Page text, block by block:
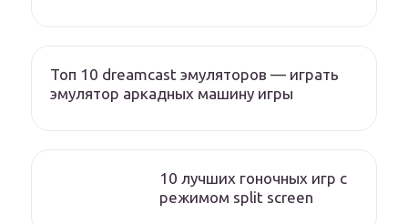
Топ 10 dreamcast эмуляторов — играть
эмулятор аркадных машину игры
10 лучших гоночных игр c
режимом split screen